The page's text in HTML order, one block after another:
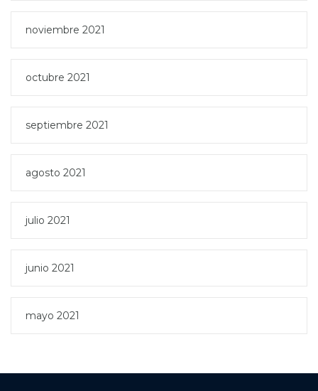
noviembre 2021
octubre 2021
septiembre 2021
agosto 2021
julio 2021
junio 2021
mayo 2021